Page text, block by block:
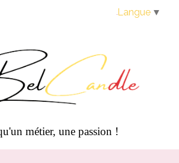
métier, une passion !
Langue ▼